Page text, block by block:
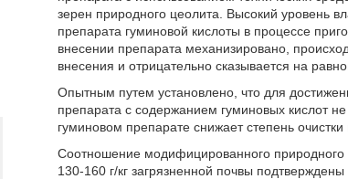
зерен природного цеолита. Высокий уровень
препарата гуминовой кислоты в процессе
внесении препарата механизировано,
внесения и отрицательно сказывается на
Опытным путем установлено, что для
препарата с содержанием гуминовых кислот
гуминовом препарате снижает степень
Соотношение модифицированного природного
130-160 г/кг загрязненной почвы